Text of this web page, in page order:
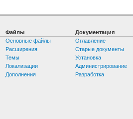
Файлы
Основные файлы
Расширения
Темы
Локализации
Дополнения
Документация
Оглавление
Старые документы
Установка
Администрирование
Разработка